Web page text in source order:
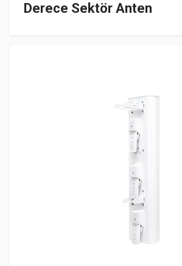
Derece Sektör Anten